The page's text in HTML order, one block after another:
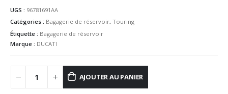
UGS : 96781691AA
Catégories : Bagagerie de réservoir, Touring
Étiquette : Bagagerie de réservoir
Marque : DUCATI
AJOUTER AU PANIER